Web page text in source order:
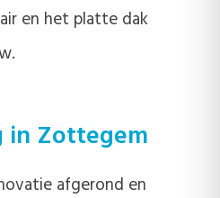
en het platte dak
in Zottegem
afgerond en